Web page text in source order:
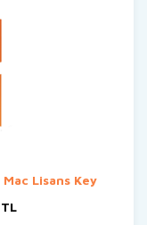
Lisans Key
TLŞu